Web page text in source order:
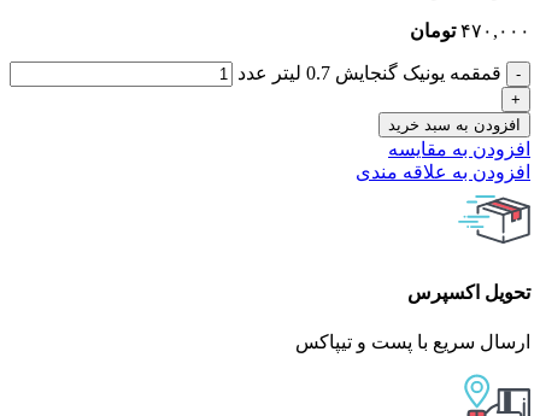
۴۷۰,۰۰۰ تومان
قمقمه یونیک گنجایش 0.7 لیتر عدد
افزودن به سبد خرید
افزودن به مقایسه
افزودن به علاقه مندی
تحویل اکسپرس
ارسال سریع با پست و تیپاکس